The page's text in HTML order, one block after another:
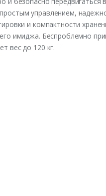
управлением,
и компактности
имиджа. Беспроблемно
вес до 120 кг.